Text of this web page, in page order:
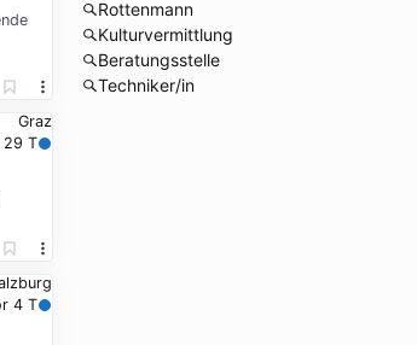
Graz
T
4 T
Rottenmann
Kulturvermittlung
Beratungsstelle
Techniker/in